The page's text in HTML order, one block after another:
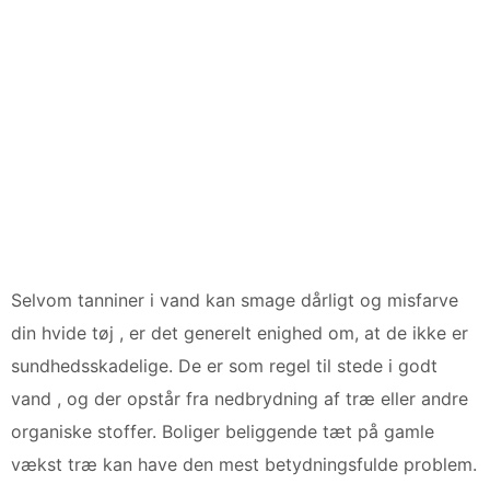
Selvom tanniner i vand kan smage dårligt og misfarve
din hvide tøj , er det generelt enighed om, at de ikke er
sundhedsskadelige. De er som regel til stede i godt
vand , og der opstår fra nedbrydning af træ eller andre
organiske stoffer. Boliger beliggende tæt på gamle
vækst træ kan have den mest betydningsfulde problem.